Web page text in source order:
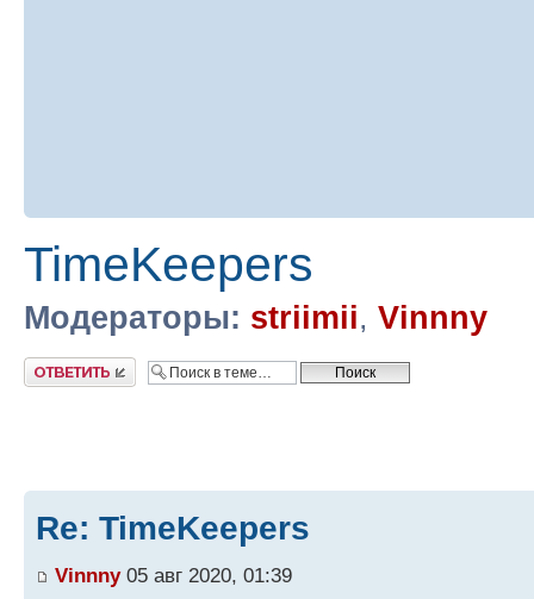
TimeKeepers
Модераторы: striimii, Vinnny
Ответить
Re: TimeKeepers
Vinnny05 авг 2020, 01:39